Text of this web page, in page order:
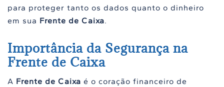
para proteger tanto os dados quanto o dinheiro
em sua Frente de Caixa.
Importância da Segurança na
Frente de Caixa
A Frente de Caixa é o coração financeiro de